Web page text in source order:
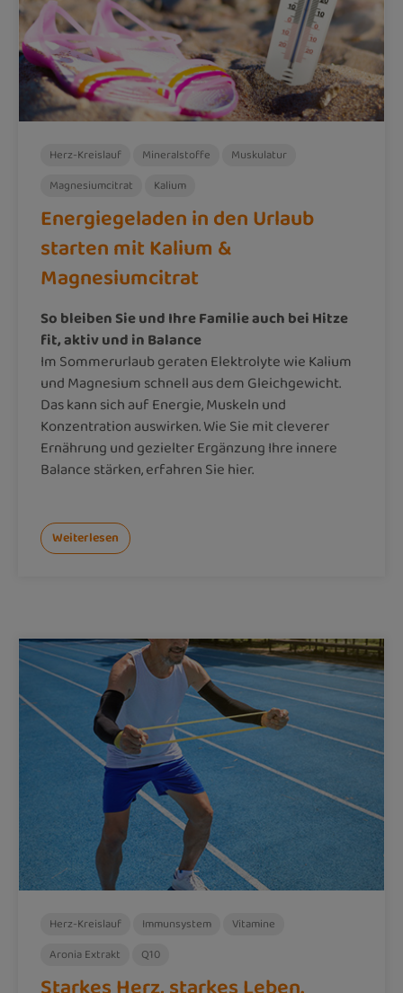
Herz-Kreislauf Mineralstoffe
Muskulatur
Magnesiumcitrat
Kalium
Energiegeladen in den Urlaub
starten mit Kalium &
Magnesiumcitrat
So bleiben Sie und Ihre Familie auch bei Hitze
fit, aktiv und in Balance
Im Sommerurlaub geraten Elektrolyte wie Kalium
und Magnesium schnell aus dem Gleichgewicht.
Das kann sich auf Energie, Muskeln und
Konzentration auswirken. Wie Sie mit cleverer
Ernährung und gezielter Ergänzung Ihre innere
Balance stärken, erfahren Sie hier.
Weiterlesen
Herz-Kreislauf Immunsystem
Vitamine
Aronia Extrakt
Q10